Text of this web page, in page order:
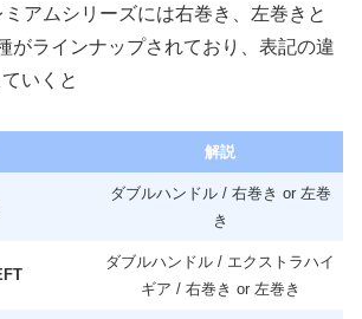
アムシリーズには右巻き、左巻きと
がラインナップされており、表記の違
いくと
解説
ダブルハンドル / 右巻き or 左巻
き
ダブルハンドル / エクストラハイ
ギア / 右巻き or 左巻き